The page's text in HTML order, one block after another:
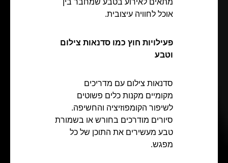
מתאים לאירוע בטבע שמחבר בין
אוכל לחוויה עיצובית.
פעילויות חוץ כמו סדנאות צילום
וטבע
סדנאות צילום עם מדריכים
מקומיים מקנות כלים פשוטים
לשיפור הקומפוזיציה והחשיפה.
סיורים מודרכים בחורש או בשמורת
טבע מעשירים את התוכן של כל
מפגש.